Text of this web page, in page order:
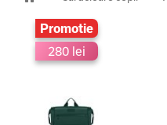
Promotie
280 lei